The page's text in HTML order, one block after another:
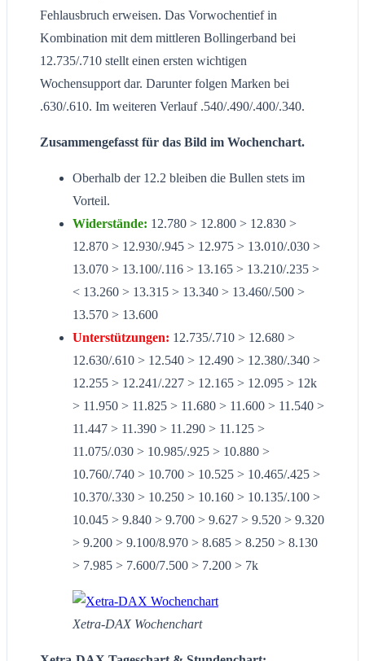
Fehlausbruch erweisen. Das Vorwochentief in
Kombination mit dem mittleren Bollingerband bei
12.735/.710 stellt einen ersten wichtigen
Wochensupport dar. Darunter folgen Marken bei
.630/.610. Im weiteren Verlauf .540/.490/.400/.340.
Zusammengefasst für das Bild im Wochenchart.
Oberhalb der 12.2 bleiben die Bullen stets im
Vorteil.
Widerstände: 12.780 > 12.800 > 12.830 >
12.870 > 12.930/.945 > 12.975 > 13.010/.030 >
13.070 > 13.100/.116 > 13.165 > 13.210/.235 >
< 13.260 > 13.315 > 13.340 > 13.460/.500 >
13.570 > 13.600
Unterstützungen: 12.735/.710 > 12.680 >
12.630/.610 > 12.540 > 12.490 > 12.380/.340 >
12.255 > 12.241/.227 > 12.165 > 12.095 > 12k
> 11.950 > 11.825 > 11.680 > 11.600 > 11.540 >
11.447 > 11.390 > 11.290 > 11.125 >
11.075/.030 > 10.985/.925 > 10.880 >
10.760/.740 > 10.700 > 10.525 > 10.465/.425 >
10.370/.330 > 10.250 > 10.160 > 10.135/.100 >
10.045 > 9.840 > 9.700 > 9.627 > 9.520 > 9.320
> 9.200 > 9.100/8.970 > 8.685 > 8.250 > 8.130
> 7.985 > 7.600/7.500 > 7.200 > 7k
Xetra-DAX Wochenchart